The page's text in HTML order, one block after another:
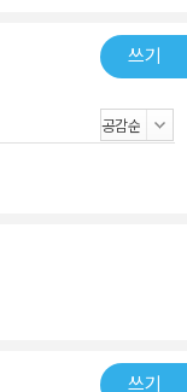
쓰기
쓰기